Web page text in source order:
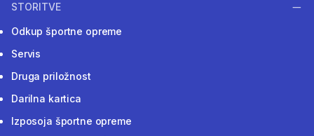
STORITVE
Odkup športne opreme
Servis
Druga priložnost
Darilna kartica
Izposoja športne opreme